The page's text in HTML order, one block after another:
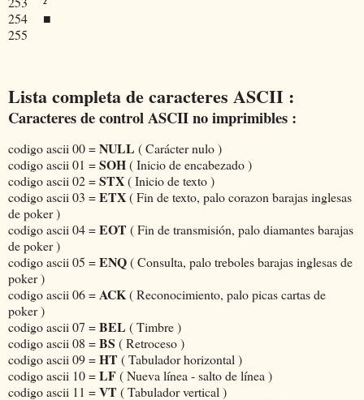
254
■
255
Lista completa de caracteres ASCII :
Caracteres de control ASCII no imprimibles :
codigo ascii 00 =NULL ( Carácter nulo )
codigo ascii 01 =SOH( Inicio de encabezado )
codigo ascii 02 =STX( Inicio de texto )
codigo ascii 03 =ETX( Fin de texto, palo corazon barajas inglesas
de poker )
codigo ascii 04 =EOT ( Fin de transmisión, palo diamantes barajas
de poker )
codigo ascii 05 =ENQ( Consulta, palo treboles barajas inglesas de
poker )
codigo ascii 06 =ACK( Reconocimiento, palo picas cartas de
poker )
codigo ascii 07 =BEL ( Timbre )
codigo ascii 08 =BS ( Retroceso )
codigo ascii 09 =HT ( Tabulador horizontal )
codigo ascii 10 =LF( Nueva línea - salto de línea )
codigo ascii 11 =VT ( Tabulador vertical )